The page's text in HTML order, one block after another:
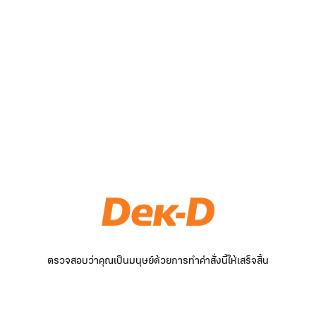
ตรวจสอบว่าคุณเป็นมนุษย์ด้วยการทำคำสั่งนี้ให้เสร็จสิ้น